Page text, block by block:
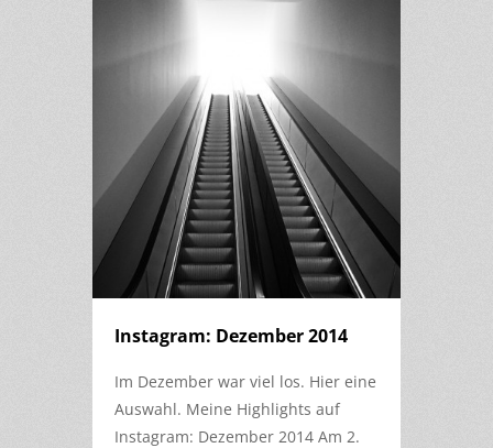
Instagram: Dezember 2014
Im Dezember war viel los. Hier eine
Auswahl. Meine Highlights auf
Instagram: Dezember 2014 Am 2.